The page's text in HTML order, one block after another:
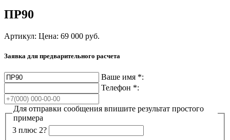
ПР90
Артикул: Цена: 69 000 руб.
Заявка для предварительного расчета
Ваше имя *:
Телефон *:
Для отправки сообщения впишите результат простого
примера
3 плюс 2?